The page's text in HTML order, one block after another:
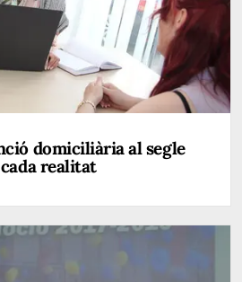
domiciliària al segle
cada realitat